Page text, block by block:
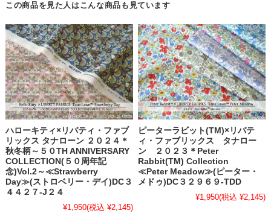
この商品を見た人はこんな商品も見ています
ハローキティ×リバティ・ファブ
リックス タナローン ２０２４＊
秋冬柄～５０TH ANNIVERSARY
COLLECTION(５０周年記
念)Vol.2～≪Strawberry
Day≫(ストロベリー・デイ)DC３
４４２７-J２４
¥1,950(税込 ¥2,145)
ピーターラビット(TM)×リバテ
ィ・ファブリックス タナロー
ン ２０２３＊Peter
Rabbit(TM) Collection
≪Peter Meadow≫(ピーター・
メドゥ)DC３２９６９-TDD
¥1,950(税込 ¥2,145)